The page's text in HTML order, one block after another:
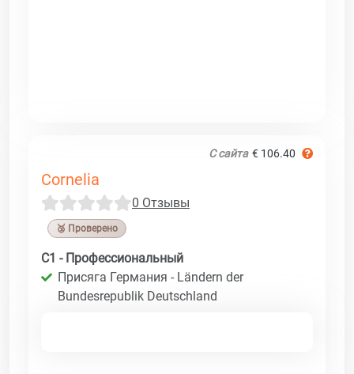
С сайта € 106.40
Cornelia
0 Отзывы
🥉 Проверено
C1 - Профессиональный
Присяга Германия - Ländern der
Bundesrepublik Deutschland